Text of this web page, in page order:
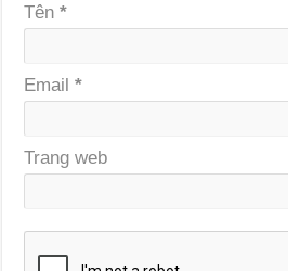
Tên*
Email*
Trang web